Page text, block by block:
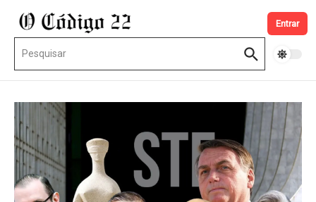
Entrar